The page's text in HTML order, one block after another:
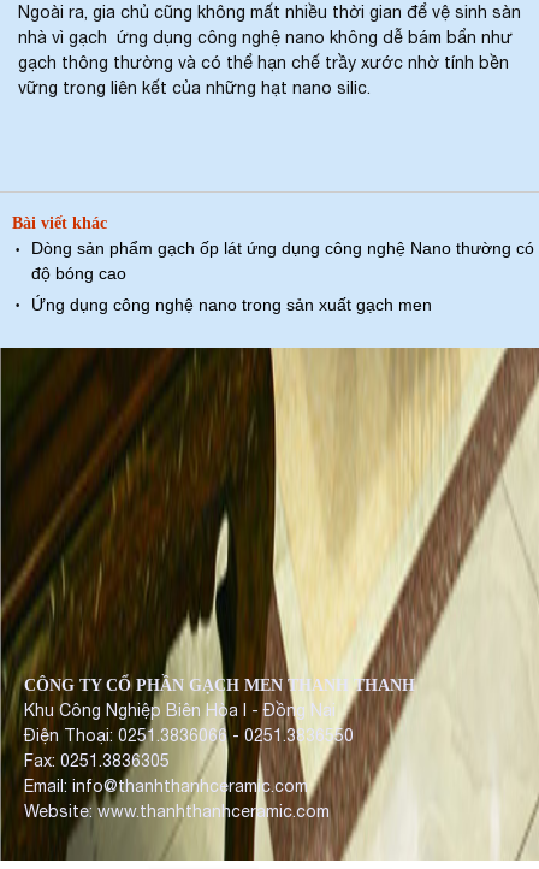
Ngoài ra, gia chủ cũng không mất nhiều thời gian để vệ sinh sàn
nhà vì gạch ứng dụng công nghệ nano không dễ bám bẩn như
gạch thông thường và có thể hạn chế trầy xước nhờ tính bền
vững trong liên kết của những hạt nano silic.
Bài viết khác
·
Dòng sản phẩm gạch ốp lát ứng dụng công nghệ Nano thường có
độ bóng cao
· Ứng dụng công nghệ nano trong sản xuất gạch men
CÔNG TY CỔ PHẦN GẠCH MEN THANH THANH
Khu Công Nghiệp Biên Hòa I - Đồng Nai
Điện Thoại: 0251.3836066 - 0251.3836550
Fax: 0251.3836305
Email: info@thanhthanhceramic.com
Website: www.thanhthanhceramic.com